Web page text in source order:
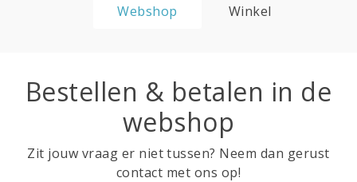
Webshop Winkel
Bestellen & betalen in de
webshop
Zit jouw vraag er niet tussen? Neem dan gerust
contact met ons op!